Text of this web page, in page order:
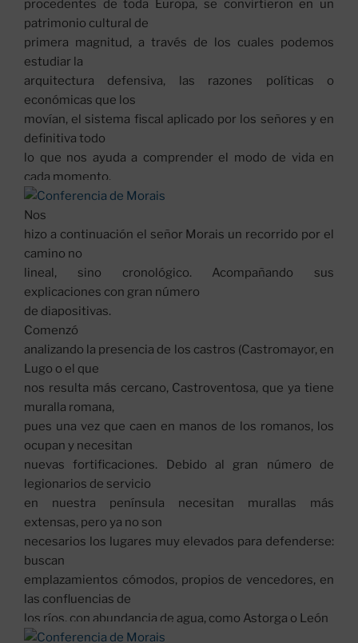
procedentes de toda Europa, se convirtieron en un
patrimonio cultural de
primera magnitud, a través de los cuales podemos
estudiar la
arquitectura defensiva, las razones políticas o
económicas que los
movían, el sistema fiscal aplicado por los señores y en
definitiva todo
lo que nos ayuda a comprender el modo de vida en
cada momento.
Nos
hizo a continuación el señor Morais un recorrido por el
camino no
lineal, sino cronológico. Acompañando sus
explicaciones con gran número
de diapositivas.
Comenzó
analizando la presencia de los castros (Castromayor, en
Lugo o el que
nos resulta más cercano, Castroventosa, que ya tiene
muralla romana,
pues una vez que caen en manos de los romanos, los
ocupan y necesitan
nuevas fortificaciones. Debido al gran número de
legionarios de servicio
en nuestra península necesitan murallas más
extensas, pero ya no son
necesarios los lugares muy elevados para defenderse:
buscan
emplazamientos cómodos, propios de vencedores, en
las confluencias de
los ríos, con abundancia de agua, como Astorga o León